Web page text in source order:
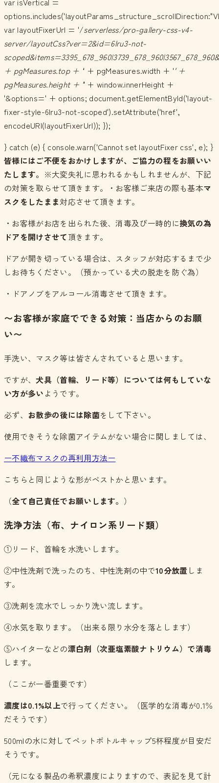
var layoutFixerUrl = '/serverless/pro-gallery-css-v4-
server/layoutCss?ver=2&id=6lru3-not-
+ pgMeasures.top + '' + pgMeasures.width + '' +
pgMeasures.height + '' + window.innerHeight +
'&options=' + options; document.getElementById('layout-
fixer-style-6lru3-not-scoped').setAttribute('href',
encodeURI(layoutFixerUrl)); });
} catch (e) { console.warn('Cannot set layoutFixer css', e); }
皆様にはご不便をおかけしますが、ご協力の程をお願いい
たします。 ※大変失礼に思われるかもしれませんが、下記
の対策を取らせて頂きます。・お客様ご来店の際も基本マ
スクをしたまま対応させて頂きます。
・お客様がお店を出られた後、消毒及び一時的に換気の為
ドアを開けさせて頂きます。
ドアが開き切っている場合は、スタッフが対応するまで少
しお待ちください。（預かっている犬の脱走を防ぐ為）
・ドアノブをアルコール消毒させて頂きます。
〜お客様が家庭でできる対策：当店からのお願
い〜
手洗い、マスク等は皆さんされていると思います。
ですが、 犬具（首輪、リード等）については何もしていな
い方が多い ようです。
必ず、 お散歩の後には除菌をして下さい。
使用できそうな除菌アイテムがない場合に関しましては、
ー不織布マスクの再利用方法ー
こちらと同じような形がベストかと思います。
（全て自己責任でお願いします。 ）
洗浄方法（布、ナイロン系リード類）
①リード、首輪を水洗いします。
②中性洗剤で洗ったのち、中性洗剤の中で10分放置 しま
す。
③洗剤を流水でしっかり洗い流します。
④水気を取ります。（出来る限り水分を落とします）
⑤ハイターなどの漂白剤（次亜塩素酸ナトリウム）で消毒
します。
（ここが一番重要です）
濃度は0.1%以上で行ってください。（医学的な消毒が0.1％
だそうです）
500mlの水に対してペットボトルキャップ5杯程度が目安だ
そうです。
（元になる製品の希釈濃度によりますので、表記を見て計